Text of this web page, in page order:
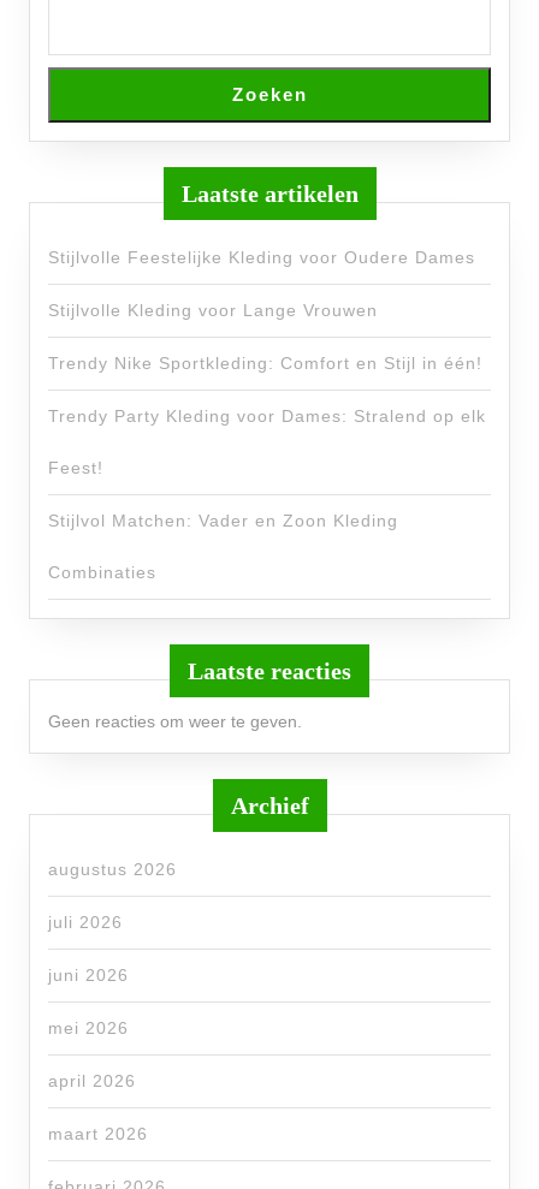
Zoeken
Laatste artikelen
Stijlvolle Feestelijke Kleding voor Oudere Dames
Stijlvolle Kleding voor Lange Vrouwen
Trendy Nike Sportkleding: Comfort en Stijl in één!
Trendy Party Kleding voor Dames: Stralend op elk
Feest!
Stijlvol Matchen: Vader en Zoon Kleding
Combinaties
Laatste reacties
Geen reacties om weer te geven.
Archief
augustus 2026
juli 2026
juni 2026
mei 2026
april 2026
maart 2026